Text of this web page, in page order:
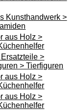
Kunsthandwerk >
aus Holz >
>
> Tierfiguren
aus Holz >
aus Holz >